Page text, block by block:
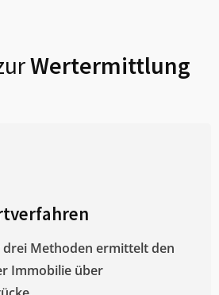
Wertermittlung
drei Methoden ermittelt den
Immobilie über